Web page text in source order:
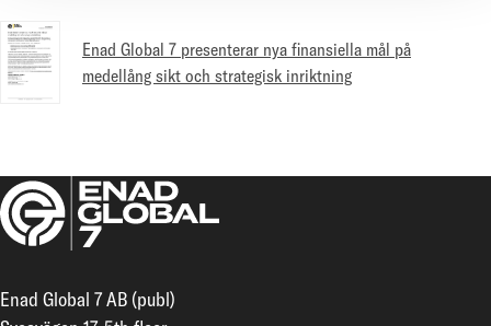
Enad Global 7 presenterar nya finansiella mål på
medellång sikt och strategisk inriktning
Enad Global 7 AB (publ)